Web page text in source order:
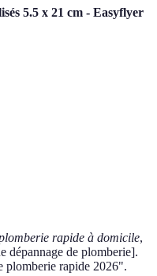
5.5 x 21 cm - Easyflyer
rapide à domicile,
dépannage de plomberie].
plomberie rapide 2026".